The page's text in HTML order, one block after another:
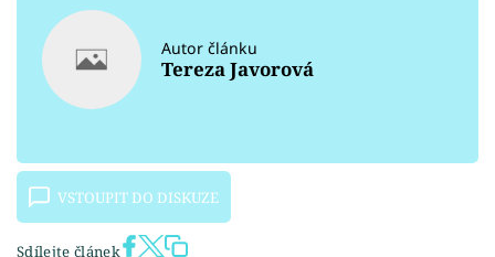
Autor článku
Tereza Javorová
VSTOUPIT DO DISKUZE
Sdílejte článek